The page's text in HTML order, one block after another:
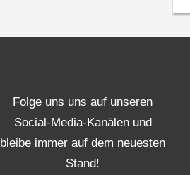
Folge uns uns auf unseren
Social-Media-Kanälen und
bleibe immer auf dem neuesten
Stand!